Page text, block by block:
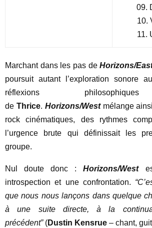
09.
10.
11.
Marchant dans les pas deHorizons/
poursuit autant l’exploration sonore
réflexions
de Thrice. Horizons/Westmélange
rock cinématiques, des rythmes
l’urgence brute qui définissait les
groupe.
Nul doute donc :Horizons/West
introspection et une confrontation.
que nous nous lançons dans quelque
à une suite directe, à la
précédent”(Dustin Kensrue – chant,